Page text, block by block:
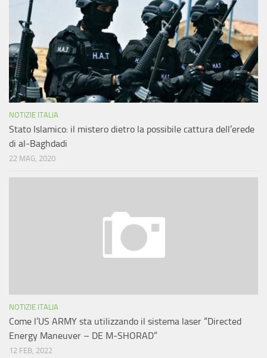
NOTIZIE ITALIA
Stato Islamico: il mistero dietro la possibile cattura dell’erede
di al-Baghdadi
22 MAG, 2020
NOTIZIE ITALIA
Come l’US ARMY sta utilizzando il sistema laser “Directed
Energy Maneuver – DE M-SHORAD”
12 FEB, 2022